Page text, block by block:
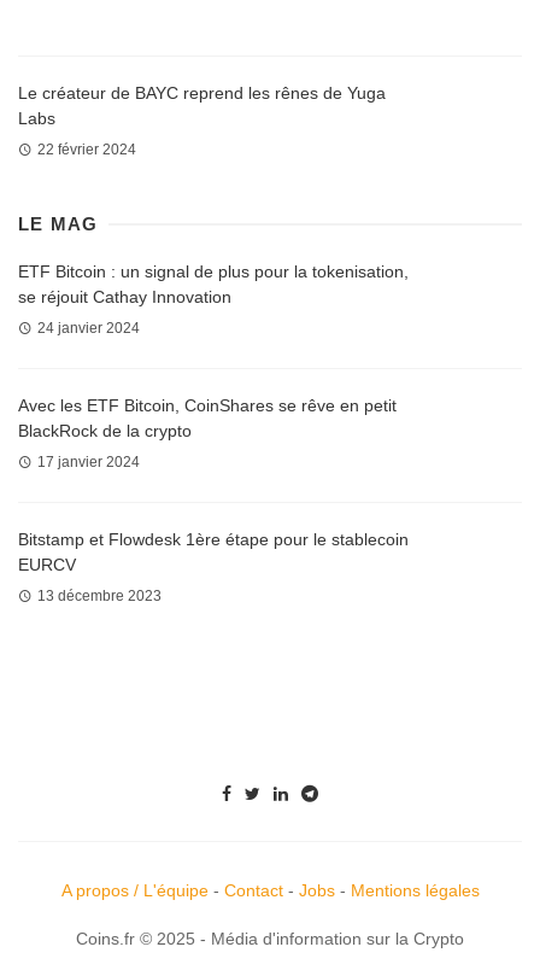
Le créateur de BAYC reprend les rênes de Yuga
Labs
22 février 2024
LE MAG
ETF Bitcoin : un signal de plus pour la tokenisation,
se réjouit Cathay Innovation
24 janvier 2024
Avec les ETF Bitcoin, CoinShares se rêve en petit
BlackRock de la crypto
17 janvier 2024
Bitstamp et Flowdesk 1ère étape pour le stablecoin
EURCV
13 décembre 2023
A propos / L'équipe- Contact- Jobs- Mentions légales
Coins.fr © 2025 - Média d'information sur la Crypto